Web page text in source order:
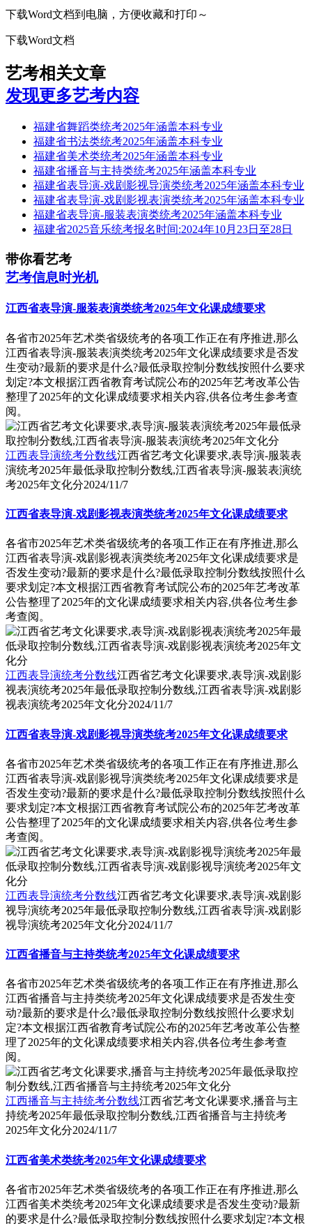
下载Word文档到电脑，方便收藏和打印～
下载Word文档
艺考相关文章
发现更多艺考内容
福建省舞蹈类统考2025年涵盖本科专业
福建省书法类统考2025年涵盖本科专业
福建省美术类统考2025年涵盖本科专业
福建省播音与主持类统考2025年涵盖本科专业
福建省表导演-戏剧影视导演类统考2025年涵盖本科专业
福建省表导演-戏剧影视表演类统考2025年涵盖本科专业
福建省表导演-服装表演类统考2025年涵盖本科专业
福建省2025音乐统考报名时间:2024年10月23日至28日
带你看艺考
艺考信息时光机
江西省表导演-服装表演类统考2025年文化课成绩要求
各省市2025年艺术类省级统考的各项工作正在有序推进,那么
江西省表导演-服装表演类统考2025年文化课成绩要求是否发
生变动?最新的要求是什么?最低录取控制分数线按照什么要求
划定?本文根据江西省教育考试院公布的2025年艺考改革公告
整理了2025年的文化课成绩要求相关内容,供各位考生参考查
阅。
江西表导演统考分数线江西省艺考文化课要求,表导演-服装表
演统考2025年最低录取控制分数线,江西省表导演-服装表演统
考2025年文化分2024/11/7
江西省表导演-戏剧影视表演类统考2025年文化课成绩要求
各省市2025年艺术类省级统考的各项工作正在有序推进,那么
江西省表导演-戏剧影视表演类统考2025年文化课成绩要求是
否发生变动?最新的要求是什么?最低录取控制分数线按照什么
要求划定?本文根据江西省教育考试院公布的2025年艺考改革
公告整理了2025年的文化课成绩要求相关内容,供各位考生参
考查阅。
江西表导演统考分数线江西省艺考文化课要求,表导演-戏剧影
视表演统考2025年最低录取控制分数线,江西省表导演-戏剧影
视表演统考2025年文化分2024/11/7
江西省表导演-戏剧影视导演类统考2025年文化课成绩要求
各省市2025年艺术类省级统考的各项工作正在有序推进,那么
江西省表导演-戏剧影视导演类统考2025年文化课成绩要求是
否发生变动?最新的要求是什么?最低录取控制分数线按照什么
要求划定?本文根据江西省教育考试院公布的2025年艺考改革
公告整理了2025年的文化课成绩要求相关内容,供各位考生参
考查阅。
江西表导演统考分数线江西省艺考文化课要求,表导演-戏剧影
视导演统考2025年最低录取控制分数线,江西省表导演-戏剧影
视导演统考2025年文化分2024/11/7
江西省播音与主持类统考2025年文化课成绩要求
各省市2025年艺术类省级统考的各项工作正在有序推进,那么
江西省播音与主持类统考2025年文化课成绩要求是否发生变
动?最新的要求是什么?最低录取控制分数线按照什么要求划
定?本文根据江西省教育考试院公布的2025年艺考改革公告整
理了2025年的文化课成绩要求相关内容,供各位考生参考查
阅。
江西播音与主持统考分数线江西省艺考文化课要求,播音与主
持统考2025年最低录取控制分数线,江西省播音与主持统考
2025年文化分2024/11/7
江西省美术类统考2025年文化课成绩要求
各省市2025年艺术类省级统考的各项工作正在有序推进,那么
江西省美术类统考2025年文化课成绩要求是否发生变动?最新
的要求是什么?最低录取控制分数线按照什么要求划定?本文根